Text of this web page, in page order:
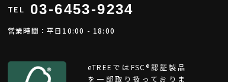
TEL 03-6453-9234
営業時間：平日10:00 - 18:00
eTREEではFSC®︎認証製品
を一部取り扱っておりま